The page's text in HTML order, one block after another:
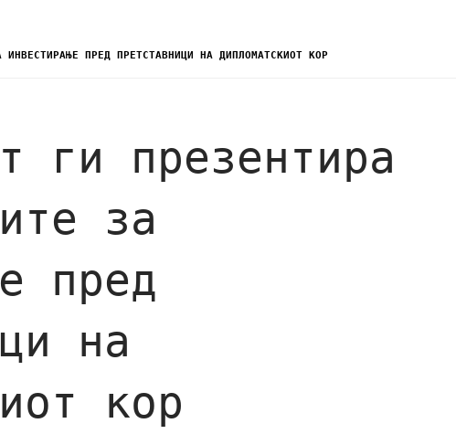
ПРЕД ПРЕТСТАВНИЦИ НА ДИПЛОМАТСКИОТ КОР
ги презентира
за
пред
на
кор